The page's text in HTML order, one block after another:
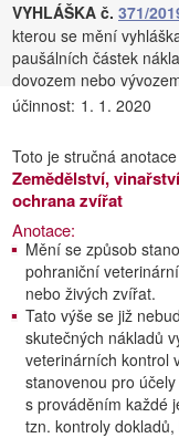
VYHLÁŠKA č. 371/
kterou se mění
paušálních částek
dovozem nebo
účinnost: 1. 1. 2020
Toto je stručná
Zemědělství,
ochrana zvířat
Anotace:
Mění se způsob
pohraniční
nebo živých zvířat.
Tato výše se již
skutečných nákladů
veterinárních kontrol
stanovenou pro
s prováděním každé
tzn. kontroly